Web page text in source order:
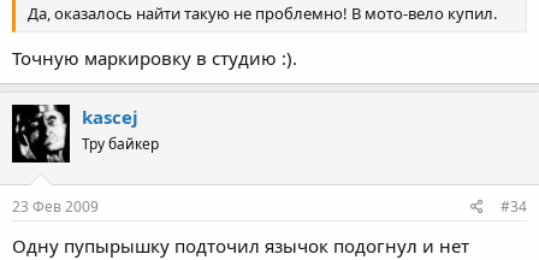
Да, оказалось найти такую не проблемно! В мото-вело купил.
Точную маркировку в студию :).
kascej
Тру байкер
23 Фев 2009 #34
Одну пупырышку подточил язычок подогнул и нет